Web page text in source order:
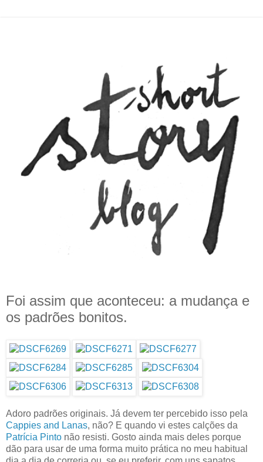
Foi assim que aconteceu: a mudança e
os padrões bonitos.
Adoro padrões originais. Já devem ter percebido isso pela
Cappies and Lanas, não? E quando vi estes calções da
Patrícia Pinto não resisti. Gosto ainda mais deles porque
dão para usar de uma forma muito prática no meu habitual